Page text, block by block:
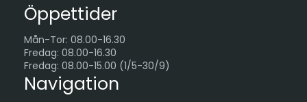
Öppettider
Mån-Tor: 08.00-16.30
Fredag: 08.00-16.30
Fredag: 08.00-15.00 (1/5-30/9)
Navigation